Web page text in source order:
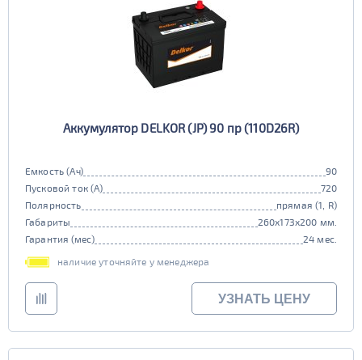
Аккумулятор DELKOR (JP) 90 пр (110D26R)
Емкость (Ач)
90
Пусковой ток (А)
720
Полярность
прямая (1, R)
Габариты
260x173x200 мм.
Гарантия (мес)
24 мес.
наличие уточняйте у менеджера
УЗНАТЬ ЦЕНУ